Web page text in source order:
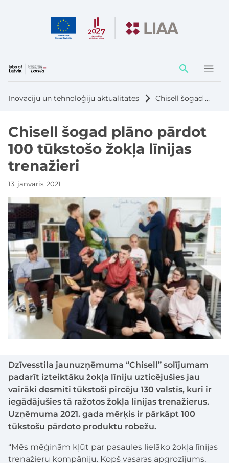
Darbības
elementi
Inovāciju un tehnoloģiju aktualitātes Chisell šogad plāno pārdot 100 tūkstošo žokļa līnijas trenažieri
Chisell šogad plāno pārdot
100 tūkstošo žokļa līnijas
trenažieri
13. janvāris, 2021
Dzīvesstila jaunuzņēmuma “Chisell” solījumam
padarīt izteiktāku žokļa līniju uzticējušies jau
vairāki desmiti tūkstoši pircēju 130 valstīs, kuri ir
iegādājušies tā ražotos žokļa līnijas trenažierus.
Uzņēmuma 2021. gada mērķis ir pārkāpt 100
tūkstošu pārdoto produktu robežu.
“Mēs mēģinām kļūt par pasaules lielāko žokļa līnijas
trenažieru kompāniju. Kopš vasaras apgrozījums,